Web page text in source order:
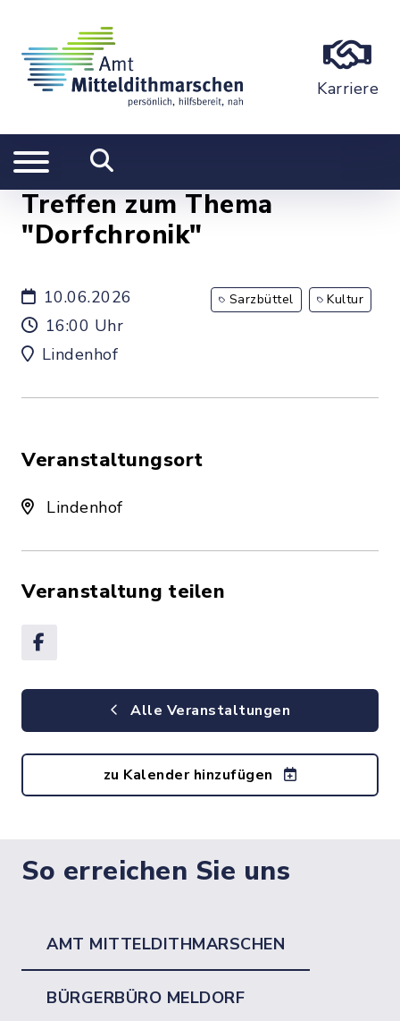
Karriere
Treffen zum Thema
"Dorfchronik"
10.06.2026
16:00 Uhr
Lindenhof
Sarzbüttel Kultur
Veranstaltungsort
Lindenhof
Veranstaltung teilen
Alle Veranstaltungen
zu Kalender hinzufügen
So erreichen Sie uns
AMT MITTELDITHMARSCHEN
BÜRGERBÜRO MELDORF